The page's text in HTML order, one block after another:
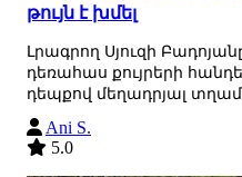
թույն է խմել
Լրագրող Սյուզի
դեռահաս քույրերի
դեպքով մեղադրյալ
Ani S.
5.0